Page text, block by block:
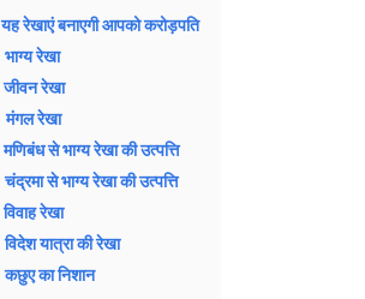
यह रेखाएं बनाएगी आपको करोड़पति
भाग्य रेखा
जीवन रेखा
मंगल रेखा
मणिबंध से भाग्य रेखा की उत्पत्ति
चंद्रमा से भाग्य रेखा की उत्पत्ति
विवाह रेखा
विदेश यात्रा की रेखा
कछुए का निशान